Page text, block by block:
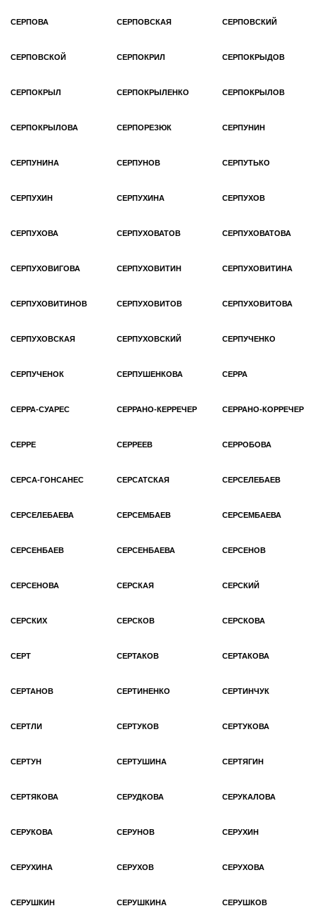
СЕРПОВА СЕРПОВСКАЯ СЕРПОВСКИЙ
СЕРПОВСКОЙ СЕРПОКРИЛ СЕРПОКРЫДОВ
СЕРПОКРЫЛ СЕРПОКРЫЛЕНКО СЕРПОКРЫЛОВ
СЕРПОКРЫЛОВА СЕРПОРЕЗЮК СЕРПУНИН
СЕРПУНИНА СЕРПУНОВ СЕРПУТЬКО
СЕРПУХИН СЕРПУХИНА СЕРПУХОВ
СЕРПУХОВА СЕРПУХОВАТОВ СЕРПУХОВАТОВА
СЕРПУХОВИГОВА СЕРПУХОВИТИН СЕРПУХОВИТИНА
СЕРПУХОВИТИНОВ СЕРПУХОВИТОВ СЕРПУХОВИТОВА
СЕРПУХОВСКАЯ СЕРПУХОВСКИЙ СЕРПУЧЕНКО
СЕРПУЧЕНОК СЕРПУШЕНКОВА СЕРРА
СЕРРА-СУАРЕС СЕРРАНО-КЕРРЕЧЕР СЕРРАНО-КОРРЕЧЕР
СЕРРЕ СЕРРЕЕВ СЕРРОБОВА
СЕРСА-ГОНСАНЕС СЕРСАТСКАЯ СЕРСЕЛЕБАЕВ
СЕРСЕЛЕБАЕВА СЕРСЕМБАЕВ СЕРСЕМБАЕВА
СЕРСЕНБАЕВ СЕРСЕНБАЕВА СЕРСЕНОВ
СЕРСЕНОВА СЕРСКАЯ СЕРСКИЙ
СЕРСКИХ СЕРСКОВ СЕРСКОВА
СЕРТ СЕРТАКОВ СЕРТАКОВА
СЕРТАНОВ СЕРТИНЕНКО СЕРТИНЧУК
СЕРТЛИ СЕРТУКОВ СЕРТУКОВА
СЕРТУН СЕРТУШИНА СЕРТЯГИН
СЕРТЯКОВА СЕРУДКОВА СЕРУКАЛОВА
СЕРУКОВА СЕРУНОВ СЕРУХИН
СЕРУХИНА СЕРУХОВ СЕРУХОВА
СЕРУШКИН СЕРУШКИНА СЕРУШКОВ